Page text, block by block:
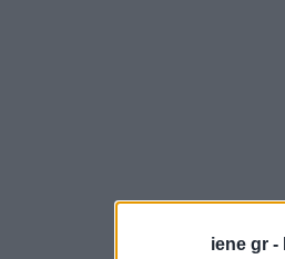
iene gr -